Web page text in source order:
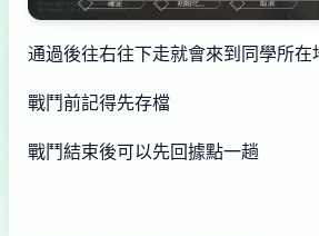
通過後往右往下走就會來到同學所在
戰鬥前記得先存檔
戰鬥結束後可以先回據點一趟